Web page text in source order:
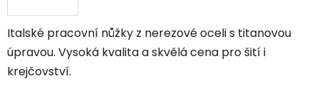
Italské pracovní nůžky z nerezové oceli s titanovou
úpravou. Vysoká kvalita a skvělá cena pro šití i
krejčovství.